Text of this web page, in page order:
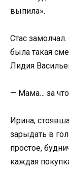
выпила».
Стас
была такая
Лидия
— Мама… за
Ирина,
зарыдать в
простое,
каждая